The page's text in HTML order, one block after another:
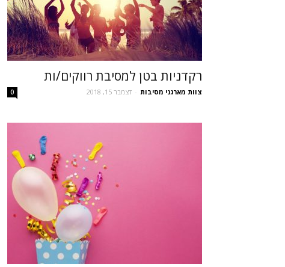
רקדניות בטן למסיבת רווקים/ות
צוות מארגני מסיבות - דצמבר 15, 2018 0